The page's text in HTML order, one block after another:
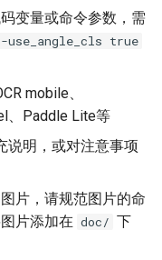
变量或命令参数，需
use_angle_cls true
mobile、
、Paddle Lite等
说明，或对注意事项
片，请规范图片的命
片添加在 doc/ 下